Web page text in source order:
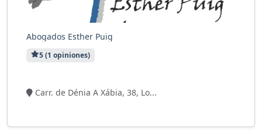
Abogados Esther Puig
5 (1 opiniones)
Carr. de Dénia A Xábia, 38, Lo...